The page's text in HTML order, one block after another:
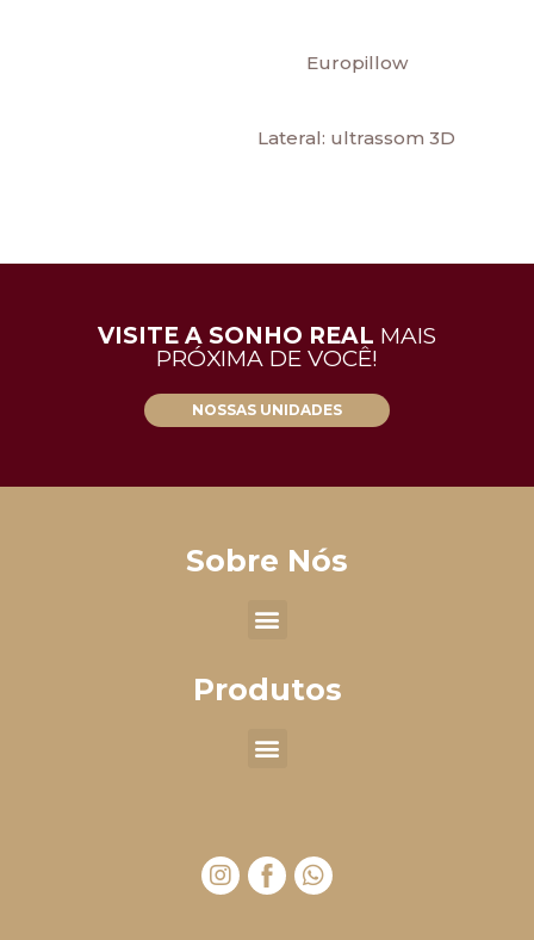
Europillow
Lateral: ultrassom 3D
VISITE A SONHO REAL MAIS
PRÓXIMA DE VOCÊ!
NOSSAS UNIDADES
Sobre Nós
Produtos